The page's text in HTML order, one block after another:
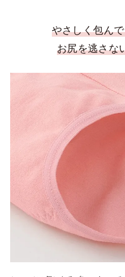
やさしく包ん
お尻を逃さな